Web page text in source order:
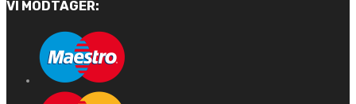
VI MODTAGER: